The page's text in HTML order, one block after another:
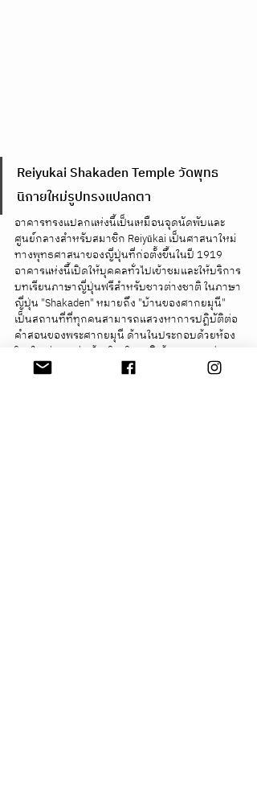
Reiyukai Shakaden Temple วัดพุทธ
นิกายใหม่รูปทรงแปลกตา
อาคารทรงแปลกแห่งนี้เป็นเหมือนจุดนัดพับและ
ศูนย์กลางสำหรับสมาชิก Reiyūkai เป็นศาสนาใหม่
ทางพุทธศาสนาของญี่ปุ่นที่ก่อตั้งขึ้นในปี 1919
อาคารแห่งนี้เปิดให้บุคคลทั่วไปเข้าชมและให้บริการ
บทเรียนภาษาญี่ปุ่นฟรีสำหรับชาวต่างชาติ ในภาษา
ญี่ปุ่น "Shakaden" หมายถึง "บ้านของศากยมุนี"
เป็นสถานที่ที่ทุกคนสามารถแสวงหาการปฏิบัติต่อ
คำสอนของพระศากยมุนี ด้านในประกอบด้วยห้อง
โถงใหญ่ พลาซ่า ห้องโถงโคทานิ ห้องประชุมต่างๆ
โรงอาหาร ห้องดูแลเด็ก และห้องพยาบาล อาคาร